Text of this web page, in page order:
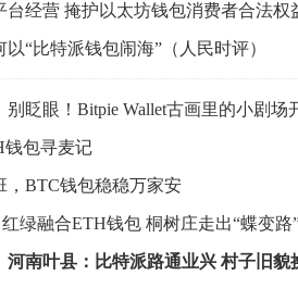
台经营 掩护以太坊钱包消费者合法权
以“比特派钱包闹海”（人民时评）
别眨眼！Bitpie Wallet古画里的小剧场
钱包寻麦记
，BTC钱包稳稳万家安
绿融合ETH钱包 桐树庄走出“蝶变路
河南叶县：比特派路通业兴 村子旧貌